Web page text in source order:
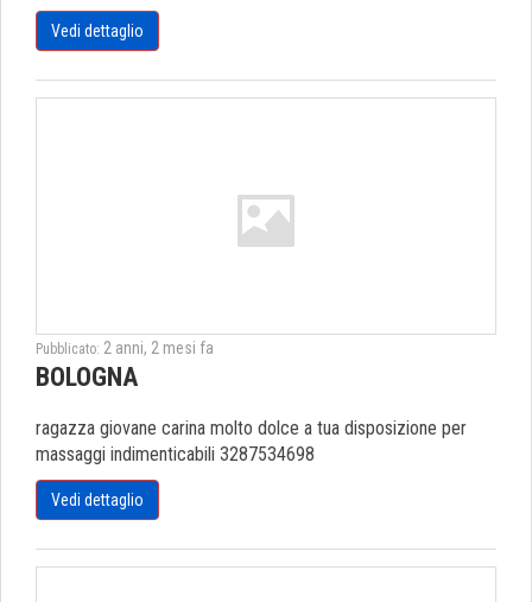
Vedi dettaglio
Pubblicato: 2 anni, 2 mesi fa
BOLOGNA
ragazza giovane carina molto dolce a tua disposizione per
massaggi indimenticabili 3287534698
Vedi dettaglio